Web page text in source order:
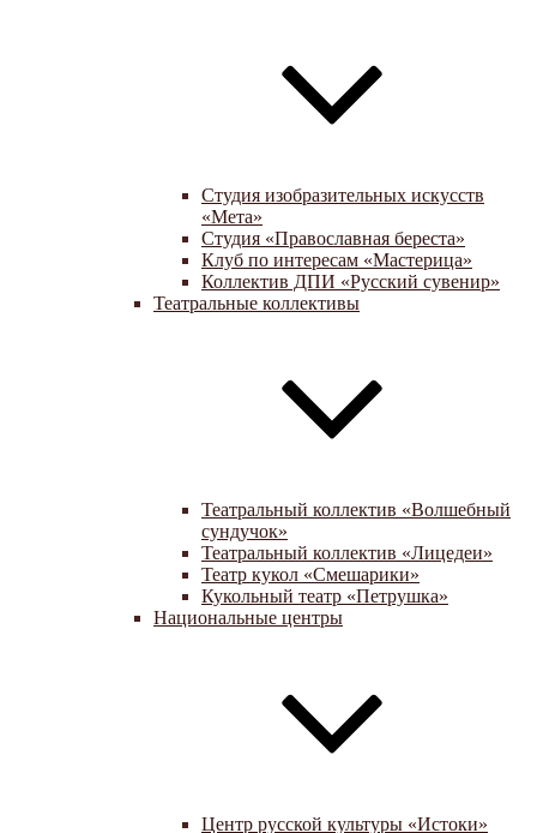
Студия изобразительных искусств
«Мета»
Студия «Православная береста»
Клуб по интересам «Мастерица»
Коллектив ДПИ «Русский сувенир»
Театральные коллективы
Театральный коллектив «Волшебный
сундучок»
Театральный коллектив «Лицедеи»
Театр кукол «Смешарики»
Кукольный театр «Петрушка»
Национальные центры
Центр русской культуры «Истоки»